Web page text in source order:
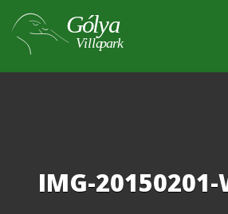
IMG-20150201-